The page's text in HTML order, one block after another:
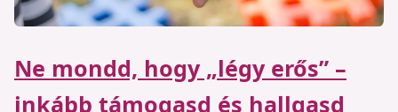
Ne mondd, hogy „légy erős” –
inkább támogasd és hallgasd